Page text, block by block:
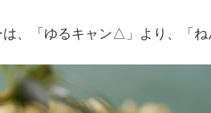
、「ゆるキャン△」より、「